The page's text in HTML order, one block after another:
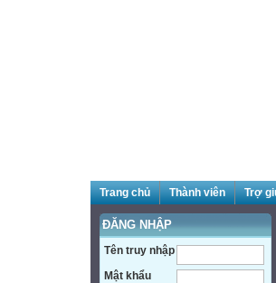
Trang chủ Thành viên Trợ
ĐĂNG NHẬP
Tên truy nhập
Mật khẩu